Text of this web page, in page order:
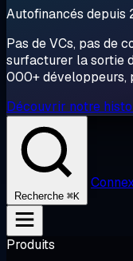
Autofinancés depuis
Pas de VCs, pas de
surfacturer la sortie
000+ développeurs,
Découvrir notre
Recherche ⌘K
Produits